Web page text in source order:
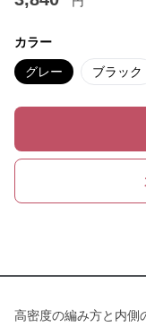
カラー
グレー ブラック
高密度の編み方と内側